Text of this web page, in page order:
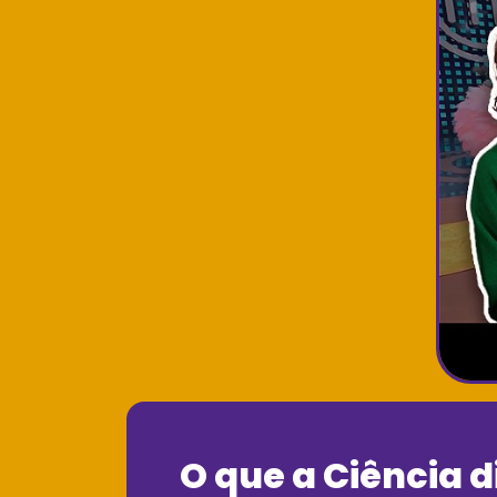
O que a Ciência